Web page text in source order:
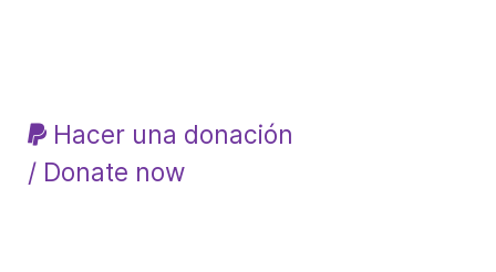
Hacer una donación
/ Donate now